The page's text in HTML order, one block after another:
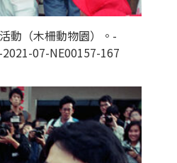
動（木柵動物園）。-
2021-07-NE00157-167